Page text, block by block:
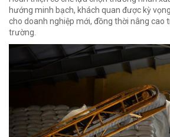
hướng minh bạch, khách quan được kỳ
cho doanh nghiệp mới, đồng thời nâng cao
trường.